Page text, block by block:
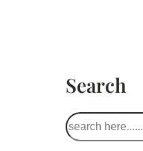
Search
搜
尋